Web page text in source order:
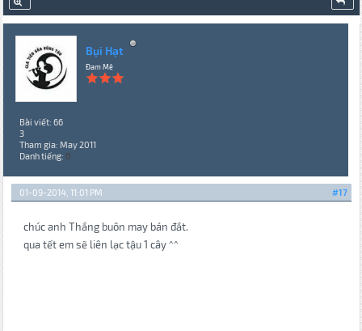
Bụi Hạt
Đam Mê
Bài viết: 66
3
Tham gia: May 2011
Danh tiếng: 0
#17
01-09-2014, 11:01 PM
chúc anh Thắng buôn may bán đắt.
qua tết em sẽ liên lạc tậu 1 cây ^^